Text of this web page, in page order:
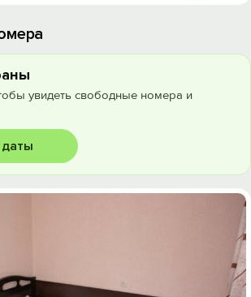
увидеть свободные номера и